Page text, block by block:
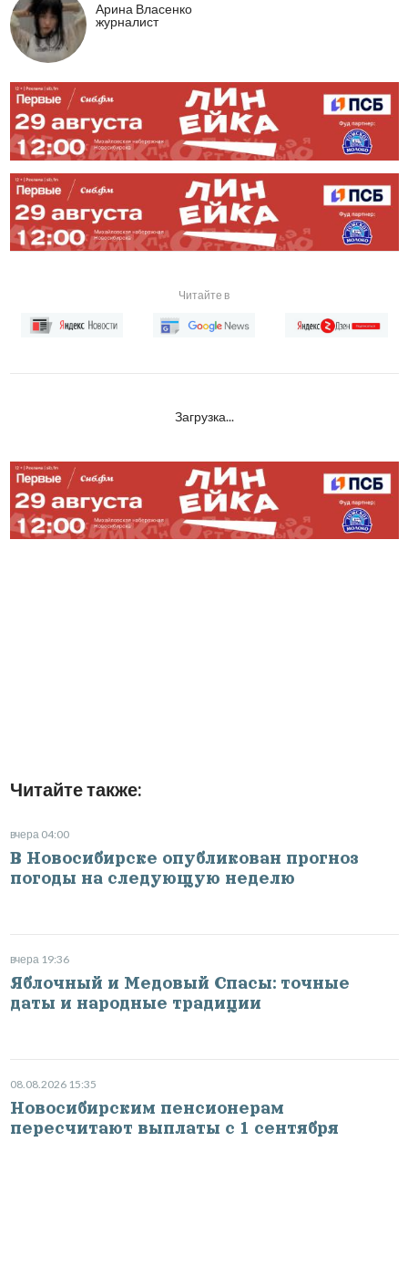
Арина Власенко
журналист
Читайте в
Загрузка...
Читайте также:
вчера 04:00
В Новосибирске опубликован прогноз
погоды на следующую неделю
вчера 19:36
Яблочный и Медовый Спасы: точные
даты и народные традиции
08.08.2026 15:35
Новосибирским пенсионерам
пересчитают выплаты с 1 сентября